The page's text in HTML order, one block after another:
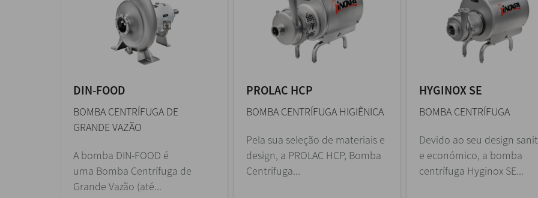
DIN-FOOD
BOMBA CENTRÍFUGA DE
GRANDE VAZÃO
A bomba DIN-FOOD é
uma Bomba Centrífuga de
Grande Vazão (até...
PROLAC HCP
BOMBA CENTRÍFUGA HIGIÊNICA
Pela sua seleção de materiais e
design, a PROLAC HCP, Bomba
Centrífuga...
HYGINOX SE
BOMBA CENTRÍFUGA
Devido ao seu design
e económico, a bomba
centrífuga Hyginox SE...